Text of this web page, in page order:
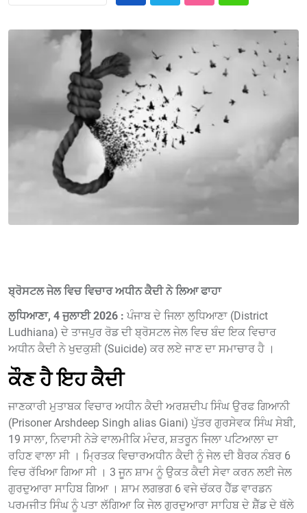
ਬ੍ਰੋਸਟਲ ਜੇਲ ਵਿਚ ਵਿਚਾਰ ਅਧੀਨ ਕੈਦੀ ਨੇ ਲਿਆ ਫਾਹਾ
ਲੁਧਿਆਣਾ, 4 ਜੁਲਾਈ 2026 : ਪੰਜਾਬ ਦੇ ਜਿਲਾ ਲੁਧਿਆਣਾ (District
Ludhiana) ਦੇ ਤਾਜਪੁਰ ਰੋਡ ਦੀ ਬ੍ਰੋਸਟਲ ਜੇਲ ਵਿਚ ਬੰਦ ਇਕ ਵਿਚਾਰ
ਅਧੀਨ ਕੈਦੀ ਨੇ ਖੁਦਕੁਸ਼ੀ (Suicide) ਕਰ ਲਏ ਜਾਣ ਦਾ ਸਮਾਚਾਰ ਹੈ ।
ਕੌਣ ਹੈ ਇਹ ਕੈਦੀ
ਜਾਣਕਾਰੀ ਮੁਤਾਬਕ ਵਿਚਾਰ ਅਧੀਨ ਕੈਦੀ ਅਰਸ਼ਦੀਪ ਸਿੰਘ ਉਰਫ ਗਿਆਨੀ
(Prisoner Arshdeep Singh alias Giani) ਪੁੱਤਰ ਗੁਰਸੇਵਕ ਸਿੰਘ ਸੇਬੀ,
19 ਸਾਲਾ, ਨਿਵਾਸੀ ਨੇੜੇ ਵਾਲਮੀਕਿ ਮੰਦਰ, ਸ਼ਤਰੂਨ ਜਿਲਾ ਪਟਿਆਲਾ ਦਾ
ਰਹਿਣ ਵਾਲਾ ਸੀ । ਮ੍ਰਿਤਕ ਵਿਚਾਰਅਧੀਨ ਕੈਦੀ ਨੂੰ ਜੇਲ ਦੀ ਬੈਰਕ ਨੰਬਰ 6
ਵਿਚ ਰੱਖਿਆ ਗਿਆ ਸੀ । 3 ਜੂਨ ਸ਼ਾਮ ਨੂੰ ਉਕਤ ਕੈਦੀ ਸੇਵਾ ਕਰਨ ਲਈ ਜੇਲ
ਗੁਰਦੁਆਰਾ ਸਾਹਿਬ ਗਿਆ । ਸ਼ਾਮ ਲਗਭਗ 6 ਵਜੇ ਚੱਕਰ ਹੈੱਡ ਵਾਰਡਨ
ਪਰਮਜੀਤ ਸਿੰਘ ਨੂੰ ਪਤਾ ਲੱਗਿਆ ਕਿ ਜੇਲ ਗੁਰਦੁਆਰਾ ਸਾਹਿਬ ਦੇ ਸ਼ੈੱਡ ਦੇ ਥੱਲੇ